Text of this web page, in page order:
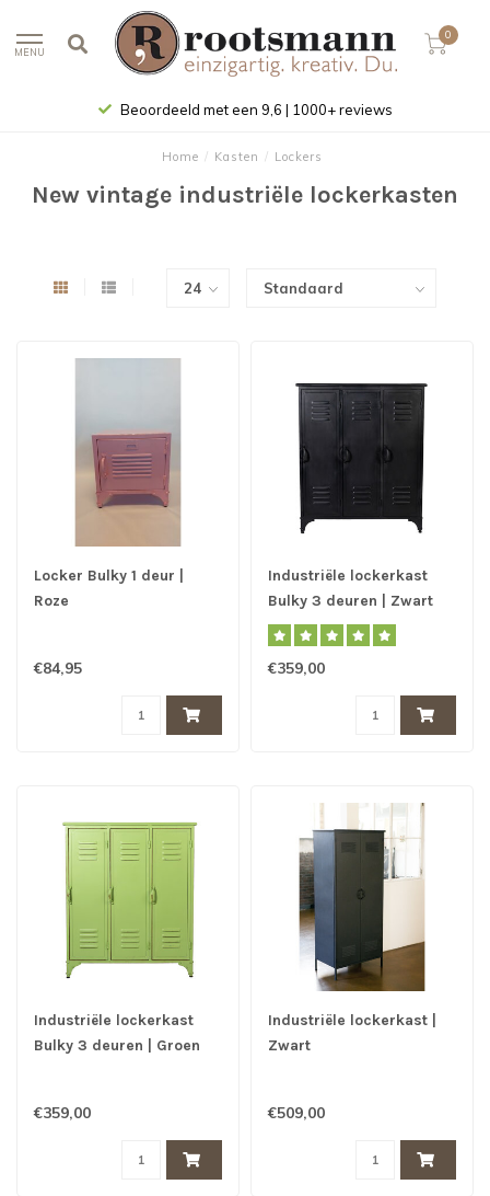
MENU
0
Gratis bezorgd (in NL) vanaf € 100
Home / Kasten / Lockers
New vintage industriële lockerkasten
Locker Bulky 1 deur |
Roze
€84,95
Industriële lockerkast
Bulky 3 deuren | Zwart
€359,00
Industriële lockerkast
Bulky 3 deuren | Groen
€359,00
Industriële lockerkast |
Zwart
€509,00